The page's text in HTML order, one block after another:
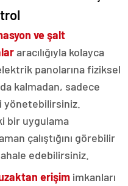
ve şalt
aracılığıyla kolayca
panolarına fiziksel
kalmadan, sadece
bir uygulama
çalıştığını görebilir
edebilirsiniz.
erişim imkanları